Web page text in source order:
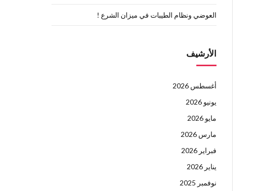
العوضي ونظام الطيبات في ميزان الشرع !
الأرشيف
أغسطس 2026
يونيو 2026
مايو 2026
مارس 2026
فبراير 2026
يناير 2026
نوفمبر 2025